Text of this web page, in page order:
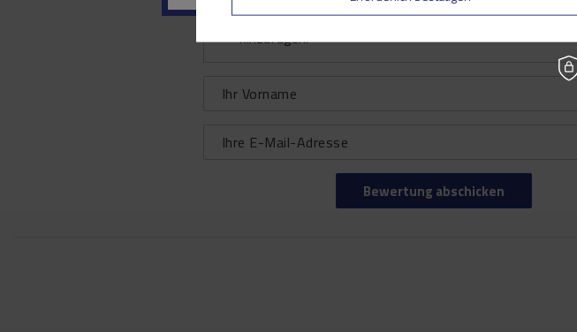
Ihr Produktfoto
hinzufügen:
Ihr Vorname
Ihre E-Mail-Adresse
Bewertung abschicken